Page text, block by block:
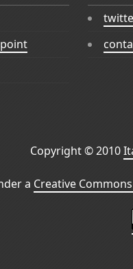
Copyright © 2010
a Creative